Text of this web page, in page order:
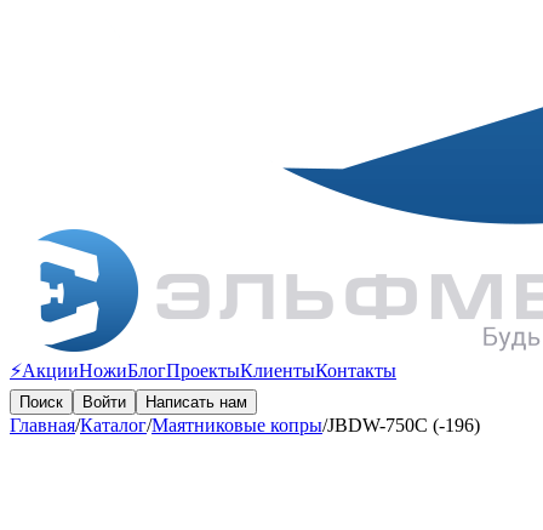
⚡️АкцииНожиБлогПроектыКлиентыКонтакты
Поиск Войти Написать нам
Главная/Каталог/Маятниковые копры/JBDW-750C (-196)